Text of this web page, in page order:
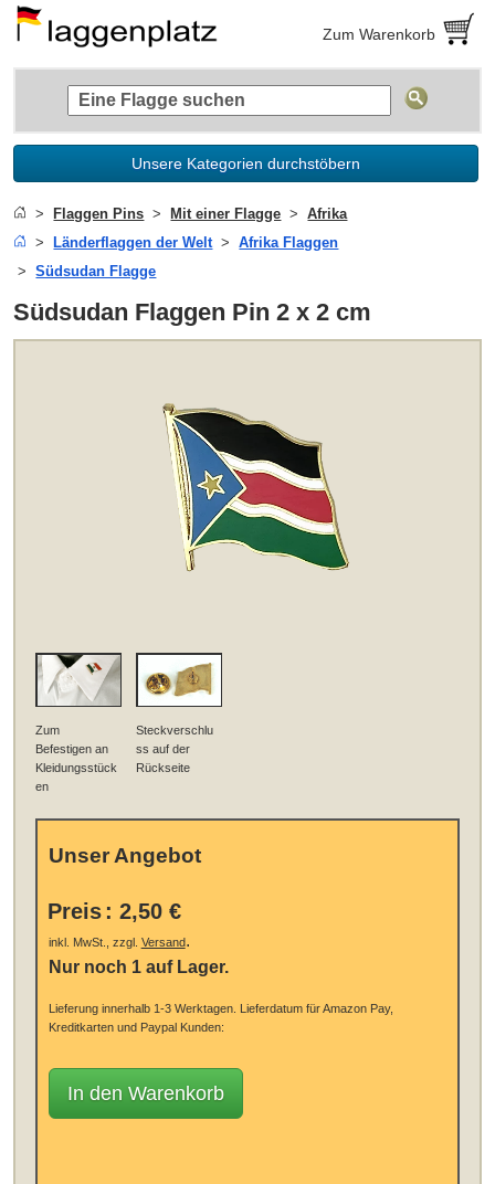
Zum Warenkorb
Unsere Kategorien durchstöbern
Flaggen Pins Mit einer Flagge
Afrika
Länderflaggen der Welt
Afrika Flaggen
Südsudan Flagge
Südsudan Flaggen Pin 2 x 2 cm
Zum
Befestigen an
Kleidungsstück
en
Steckverschlu
ss auf der
Rückseite
Unser Angebot
Preis : 2,50 €
inkl. MwSt., zzgl. Versand.
Nur noch 1 auf Lager.
Lieferung innerhalb 1-3 Werktagen. Lieferdatum für Amazon Pay,
Kreditkarten und Paypal Kunden:
In den Warenkorb